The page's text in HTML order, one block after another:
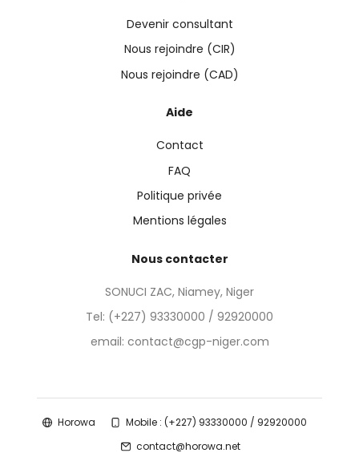
Devenir consultant
Nous rejoindre (CIR)
Nous rejoindre (CAD)
Aide
Contact
FAQ
Politique privée
Mentions légales
Nous contacter
SONUCI ZAC, Niamey, Niger
Tel: (+227) 93330000 / 92920000
email: contact@cgp-niger.com
Horowa
Mobile : (+227) 93330000 / 92920000
contact@horowa.net